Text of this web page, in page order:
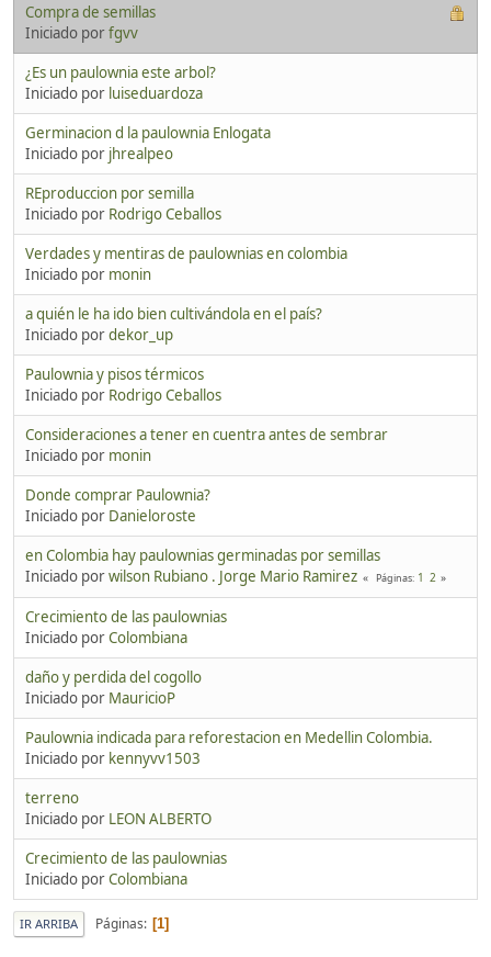
Compra de semillas
Iniciado porfgvv
¿Es un paulownia este arbol?
Iniciado por luiseduardoza
Germinacion d la paulownia Enlogata
Iniciado por jhrealpeo
REproduccion por semilla
Iniciado por Rodrigo Ceballos
Verdades y mentiras de paulownias en colombia
Iniciado por monin
a quién le ha ido bien cultivándola en el país?
Iniciado pordekor_up
Paulownia y pisos térmicos
Iniciado por Rodrigo Ceballos
Consideraciones a tener en cuentra antes de sembrar
Iniciado por monin
Donde comprar Paulownia?
Iniciado por Danieloroste
en Colombia hay paulownias germinadas por semillas
Iniciado porwilson Rubiano . Jorge Mario Ramirez Páginas 1 2
Crecimiento de las paulownias
Iniciado porColombiana
daño y perdida del cogollo
Iniciado por MauricioP
Paulownia indicada para reforestacion en Medellin Colombia.
Iniciado por kennyvv1503
terreno
Iniciado por LEON ALBERTO
Crecimiento de las paulownias
Iniciado porColombiana
IR ARRIBA Páginas 1